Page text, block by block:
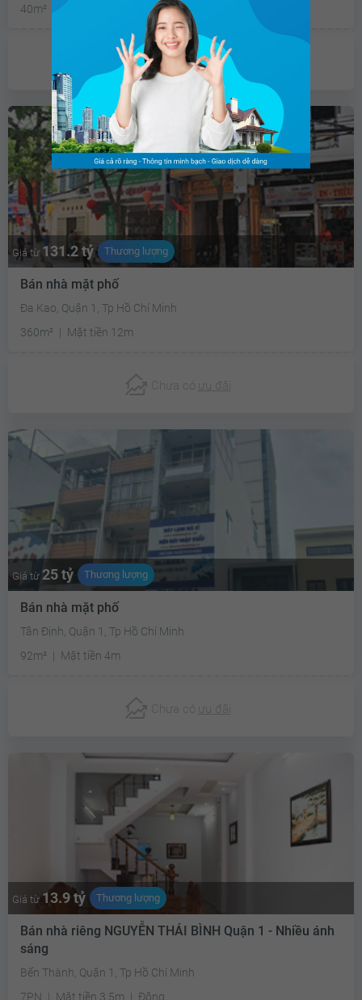
40m²
1PN
Chưa cóưu đãi
Giá từ 131.2 tỷ Thương lượng
Bán nhà mặt phố
Đa Kao, Quận 1, Tp Hồ Chí Minh
360m²
Mặt tiền 12m
Chưa có ưu đãi
Giá từ 25 tỷ Thương lượng
Bán nhà mặt phố
Tân Định, Quận 1, Tp Hồ Chí Minh
92m²
Mặt tiền 4m
Chưa có ưu đãi
Giá từ13.9 tỷ Thương lượng
Bán nhà riêng NGUYỄN THÁI BÌNH Quận 1 - Nhiều ánh
sáng
Bến Thành, Quận 1, Tp Hồ Chí Minh
7PN
Mặt tiền 3.5m Đông